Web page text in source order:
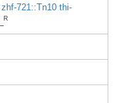
zhf-721::T n10 thi-
R